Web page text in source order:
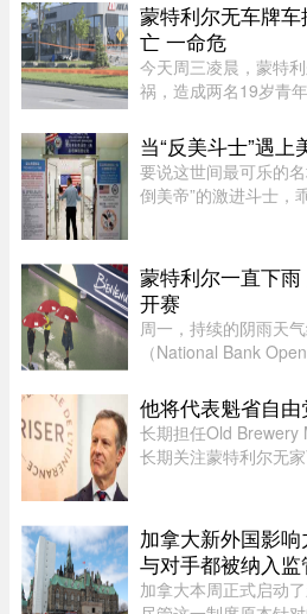
处。目前事故具体原
蒙特利尔无车牌
亡 一命危
今天周三凌晨，蒙特
祸，造成两名19岁青
右，巡警发现涉事车
速逃离，警方并未展
当“反美斗士”遇上
要说这世间最可乐的
倒美帝”的激进斗士，
美狠话少了许多，火
蒙特利尔一直下
开赛
周一，持续的阴雨天
（National Bank
间上午 11 点比赛预定
事组委会不得不将开
他将代表魁省自
长期担任Old Brewery
长期关注蒙特利尔无
Charles Milliard预计
加拿大新外国影
与对手都被纳入监
加拿大本周正式启动